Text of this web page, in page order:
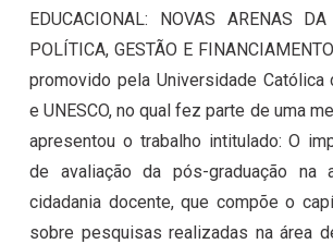
EDUCACIONAL: NOVAS ARENAS
POLÍTICA, GESTÃO E
promovido pela Universidade Católica
e UNESCO, no qual fez parte de uma
apresentou o trabalho intitulado: O
de avaliação da pós-graduação na
cidadania docente, que compõe o
sobre pesquisas realizadas na área